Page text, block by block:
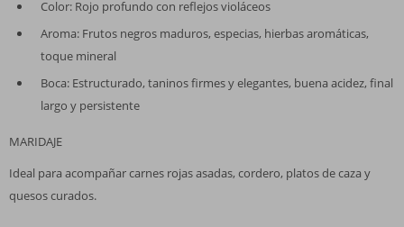
Color: Rojo profundo con reflejos violáceos
Aroma: Frutos negros maduros, especias, hierbas aromáticas,
toque mineral
Boca: Estructurado, taninos firmes y elegantes, buena acidez, final
largo y persistente
MARIDAJE
Ideal para acompañar carnes rojas asadas, cordero, platos de caza y
quesos curados.